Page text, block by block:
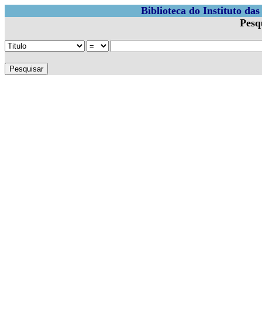
Biblioteca do Instituto das